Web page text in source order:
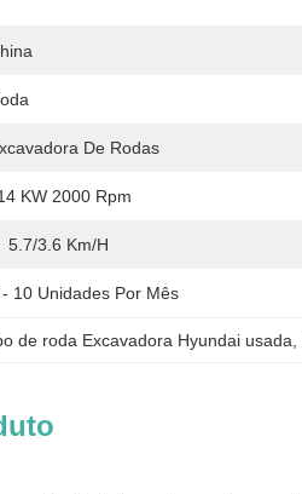
De Rodas
KW 2000 Rpm
5.7/3.6 Km/h
10 Unidades Por Mês
de roda Excavadora Hyundai usada